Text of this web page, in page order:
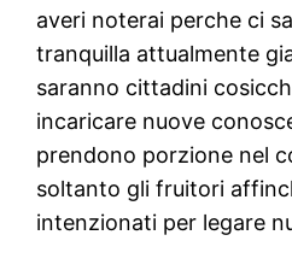
averi noterai perche ci
tranquilla attualmente
saranno cittadini
incaricare nuove
prendono porzione nel
soltanto gli fruitori
intenzionati per legare